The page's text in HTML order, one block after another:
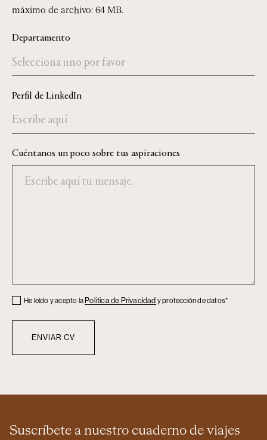
máximo de archivo: 64 MB.
Departamento
Perfil de LinkedIn
Cuéntanos un poco sobre tus aspiraciones
Checkbox
He leído y acepto la Politica de Privacidad y protección de datos*
Suscríbete a nuestro cuaderno de viajes